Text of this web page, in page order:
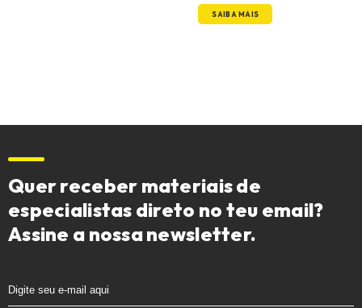
SAIBA MAIS
Quer receber materiais de
especialistas direto no teu email?
Assine a nossa newsletter.